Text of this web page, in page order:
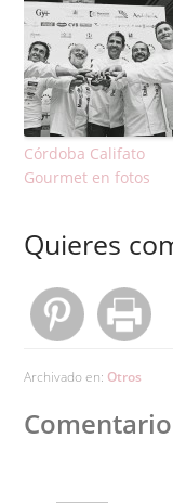
Córdoba Califato
Gourmet en fotos
Quieres
Archivado en: Otros